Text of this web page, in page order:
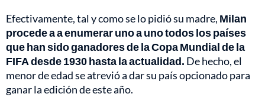
Efectivamente, tal y como se lo pidió su madre, Milan
procede a a enumerar uno a uno todos los países
que han sido ganadores de la Copa Mundial de la
FIFA desde 1930 hasta la actualidad. De hecho, el
menor de edad se atrevió a dar su país opcionado para
ganar la edición de este año.